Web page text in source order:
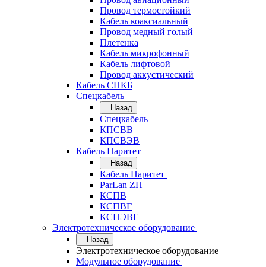
Провод термостойкий
Кабель коаксиальный
Провод медный голый
Плетенка
Кабель микрофонный
Кабель лифтовой
Провод аккустический
Кабель СПКБ
Спецкабель
Назад
Спецкабель
КПСВВ
КПСВЭВ
Кабель Паритет
Назад
Кабель Паритет
ParLan ZH
КСПВ
КСПВГ
КСПЭВГ
Электротехническое оборудование
Назад
Электротехническое оборудование
Модульное оборудование